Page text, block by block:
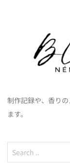
制作記録や、香り
ます。